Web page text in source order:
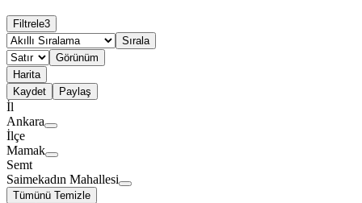
Filtrele3
Sırala
Görünüm
Harita
Kaydet
Paylaş
İl
Ankara
İlçe
Mamak
Semt
Saimekadın Mahallesi
Tümünü Temizle